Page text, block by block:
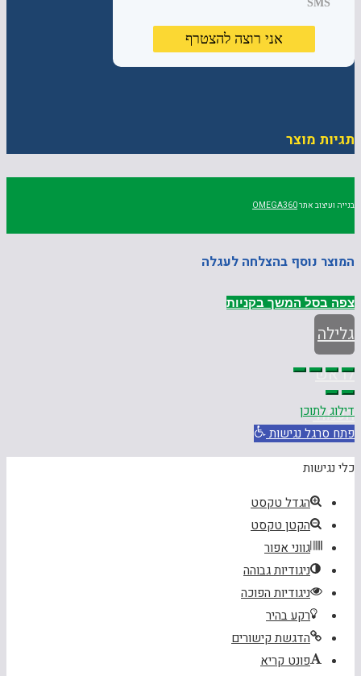
תגיות מוצר
בנייה ועיצוב אתרOMEGA360
המוצר נוסף בהצלחה לעגלה
צפה בסל המשך בקניות
גלילה
לראש
העמוד
דילוג לתוכן
פתח סרגל נגישות
כלי נגישות
הגדל טקסט
הקטן טקסט
גווני אפור
ניגודיות גבוהה
ניגודיות הפוכה
רקע בהיר
הדגשת קישורים
פונט קריא